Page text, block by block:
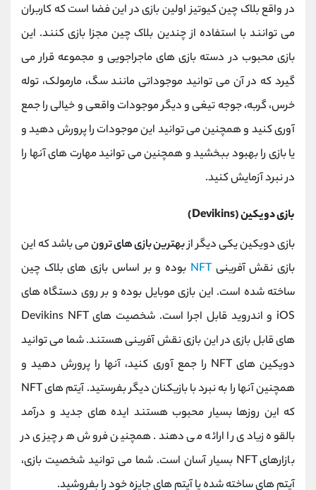
در واقع بلاک چین کیوتیز اولین بازی در این فضا است که کاربران
می توانند با استفاده از چندین بلاک چین مجزا بازی کنند. این
بازی محبوب در دسته بازی های ماجراجویی و مجموعه قرار می
گیرد که در آن می توانید موجوداتی مانند سگ، مارمولک، توله
خرس، گربه، جوجه تیغی و دیگر موجودات واقعی و خیالی را جمع
آوری کنید و همچنین می توانید این موجودات را پرورش دهید و
یا بازی را بهبود ببخشید و همچنین می توانید مهارت های آنها را
در نبرد آزمایش کنید.
بازی دویکین (Devikins)
بازی دویکین یکی دیگر ازبهترین بازی های ترونمی باشد که این
بازی نقش آفرینیNFT بوده و بر اساس بازی های بلاک چین
ساخته شده است. این بازی موبایل بوده و بر روی دستگاه های
iOS و اندروید قابل اجرا است. شخصیت های Devikins NFT
های قابل بازی در این بازی نقش آفرینی هستند. شما می توانید
دویکین های NFT را جمع آوری کنید، آنها را پرورش دهید و
همچنین آنها را به نبرد با بازیکنان دیگر بفرستید. آیتم های NFT
که این روزها بسیار محبوب هستند ایده های جدید و درآمد
بالقوه زیادی را ارائه می دهند. همچنین فروش هر چیزی در
بازارهای NFT بسیار آسان است. شما می توانید شخصیت بازی،
آیتم های ساخته شده یا آیتم های جایزه خود را بفروشید.